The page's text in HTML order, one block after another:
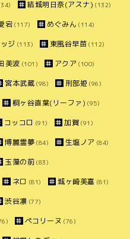
結城明日奈(アスナ) (132)
宕 (117) めぐみん (114)
ジ (113) 東風谷早苗 (112)
美波 (101) アクア (100)
宮本武蔵 (98) 刑部姫 (96)
桐ヶ谷直葉(リーファ) (95)
コッコロ (91) 加賀 (91)
博麗霊夢 (84) 生塩ノア (84)
玉藻の前 (83)
ネロ (81) 城ヶ崎美嘉 (81)
渋谷凛 (77)
ペコリーヌ (76)